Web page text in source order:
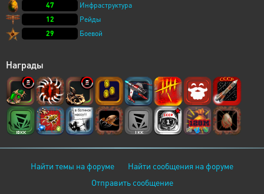
47
Инфраструктура
12
Рейды
29
Боевой
Награды
Найти темы на форуме
Найти сообщения на форуме
Отправить сообщение